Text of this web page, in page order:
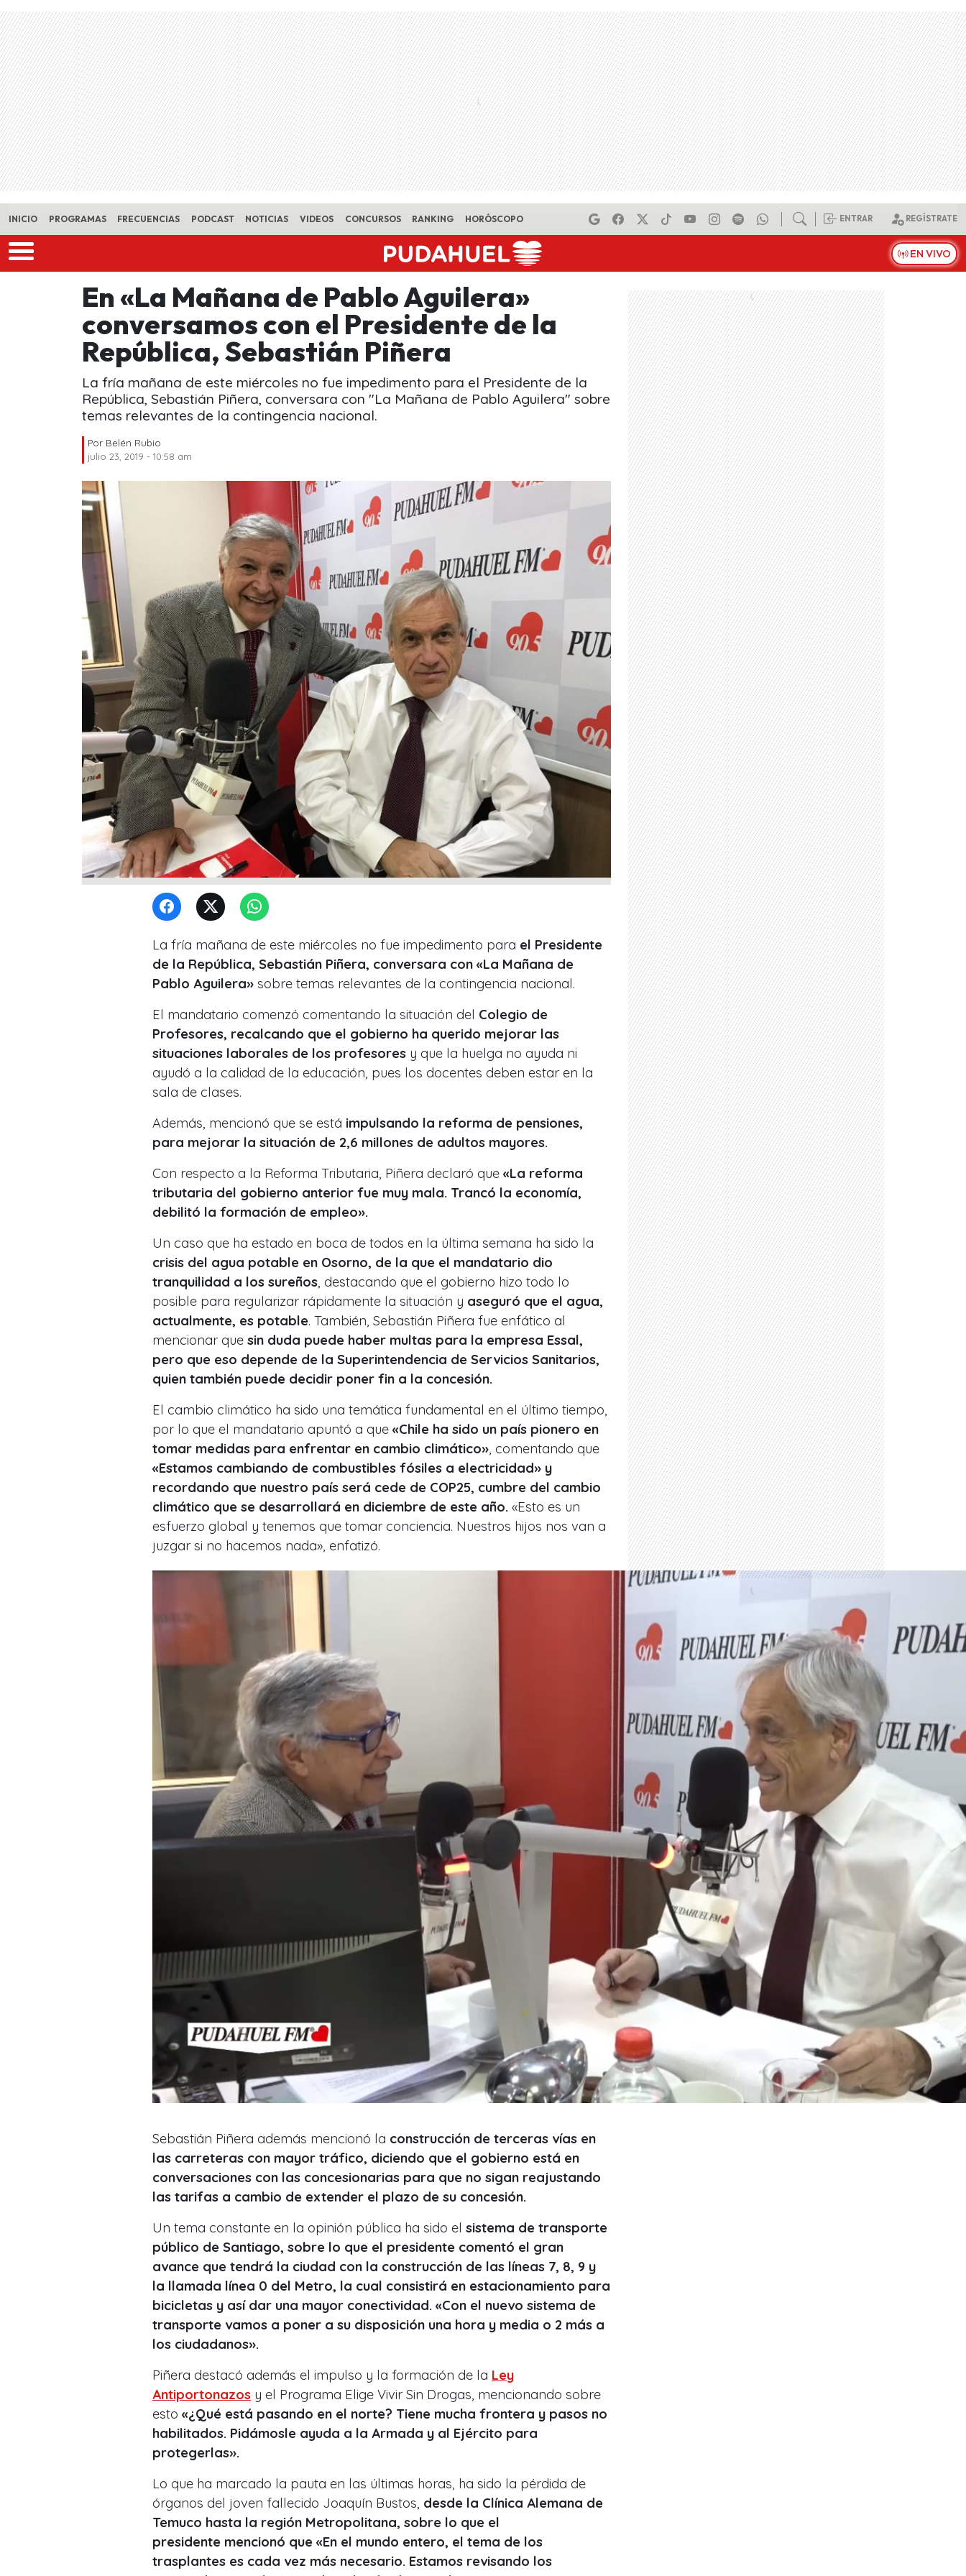
Skip to main content
INICIO PROGRAMAS FRECUENCIAS PODCAST NOTICIAS VIDEOS CONCURSOS RANKING HORÓSCOPO ENTRAR REGÍSTRATE
EN VIVO
En «La Mañana de Pablo Aguilera»
conversamos con el Presidente de la
República, Sebastián Piñera
La fría mañana de este miércoles no fue impedimento para el Presidente de la
República, Sebastián Piñera, conversara con "La Mañana de Pablo Aguilera" sobre
temas relevantes de la contingencia nacional.
Por Belén Rubio
julio 23, 2019 - 10:58 am
La fría mañana de este miércoles no fue impedimento para el Presidente
de la República, Sebastián Piñera, conversara con «La Mañana de
Pablo Aguilera» sobre temas relevantes de la contingencia nacional.
El mandatario comenzó comentando la situación del Colegio de
Profesores, recalcando que el gobierno ha querido mejorar las
situaciones laborales de los profesores y que la huelga no ayuda ni
ayudó a la calidad de la educación, pues los docentes deben estar en la
sala de clases.
Además, mencionó que se está impulsando la reforma de pensiones,
para mejorar la situación de 2,6 millones de adultos mayores.
Con respecto a la Reforma Tributaria, Piñera declaró que «La reforma
tributaria del gobierno anterior fue muy mala. Trancó la economía,
debilitó la formación de empleo».
Un caso que ha estado en boca de todos en la última semana ha sido la
crisis del agua potable en Osorno, de la que el mandatario dio
tranquilidad a los sureños , destacando que el gobierno hizo todo lo
posible para regularizar rápidamente la situación y aseguró que el agua,
actualmente, es potable. También, Sebastián Piñera fue enfático al
mencionar que sin duda puede haber multas para la empresa Essal,
pero que eso depende de la Superintendencia de Servicios Sanitarios,
quien también puede decidir poner fin a la concesión.
El cambio climático ha sido una temática fundamental en el último tiempo,
por lo que el mandatario apuntó a que «Chile ha sido un país pionero en
tomar medidas para enfrentar en cambio climático» , comentando que
«Estamos cambiando de combustibles fósiles a electricidad» y
recordando que nuestro país será cede de COP25, cumbre del cambio
climático que se desarrollará en diciembre de este año. «Esto es un
esfuerzo global y tenemos que tomar conciencia. Nuestros hijos nos van a
juzgar si no hacemos nada», enfatizó.
Sebastián Piñera además mencionó la construcción de terceras vías en
las carreteras con mayor tráfico, diciendo que el gobierno está en
conversaciones con las concesionarias para que no sigan reajustando
las tarifas a cambio de extender el plazo de su concesión.
Un tema constante en la opinión pública ha sido el sistema de transporte
público de Santiago, sobre lo que el presidente comentó el gran
avance que tendrá la ciudad con la construcción de las líneas 7, 8, 9 y
la llamada línea 0 del Metro, la cual consistirá en estacionamiento para
bicicletas y así dar una mayor conectividad. «Con el nuevo sistema de
transporte vamos a poner a su disposición una hora y media o 2 más a
los ciudadanos».
Piñera destacó además el impulso y la formación de la Ley
Antiportonazos y el Programa Elige Vivir Sin Drogas, mencionando sobre
esto «¿Qué está pasando en el norte? Tiene mucha frontera y pasos no
habilitados. Pidámosle ayuda a la Armada y al Ejército para
protegerlas».
Lo que ha marcado la pauta en las últimas horas, ha sido la pérdida de
órganos del joven fallecido Joaquín Bustos, desde la Clínica Alemana de
Temuco hasta la región Metropolitana, sobre lo que el
presidente mencionó que «En el mundo entero, el tema de los
trasplantes es cada vez más necesario. Estamos revisando los